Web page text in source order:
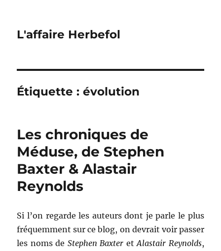
L'affaire Herbefol
Étiquette :évolution
Les chroniques de
Méduse, de Stephen
Baxter & Alastair
Reynolds
Si l’on regarde les auteurs dont je parle le plus
fréquemment sur ce blog, on devrait voir passer
les noms de Stephen Baxter etAlastair Reynolds,